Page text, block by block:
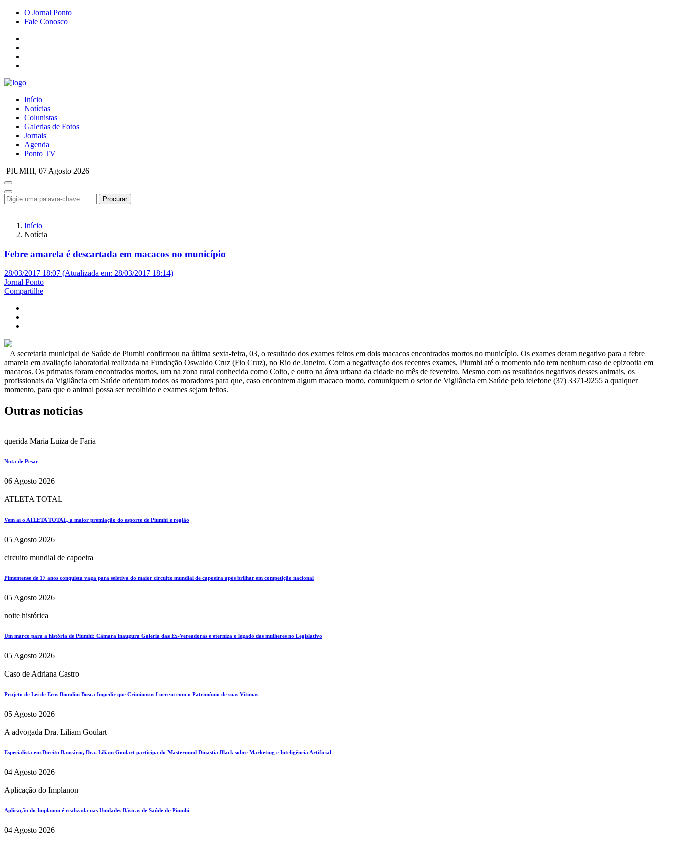
O Jornal Ponto
Fale Conosco
Início
Notícias
Colunistas
Galerias de Fotos
Jornais
Agenda
Ponto TV
PIUMHI, 07 Agosto 2026
Procurar
Início
Notícia
Febre amarela é descartada em macacos no município
28/03/2017 18:07 (Atualizada em: 28/03/2017 18:14)
Jornal Ponto
Compartilhe
A secretaria municipal de Saúde de Piumhi confirmou na última sexta-feira, 03, o resultado dos exames feitos em dois macacos encontrados mortos no município. Os exames deram negativo para a febre
amarela em avaliação laboratorial realizada na Fundação Oswaldo Cruz (Fio Cruz), no Rio de Janeiro. Com a negativação dos recentes exames, Piumhi até o momento não tem nenhum caso de epizootia em
macacos. Os primatas foram encontrados mortos, um na zona rural conhecida como Coito, e outro na área urbana da cidade no mês de fevereiro. Mesmo com os resultados negativos desses animais, os
profissionais da Vigilância em Saúde orientam todos os moradores para que, caso encontrem algum macaco morto, comuniquem o setor de Vigilância em Saúde pelo telefone (37) 3371-9255 a qualquer
momento, para que o animal possa ser recolhido e exames sejam feitos.
Outras notícias
querida Maria Luiza de Faria
Nota de Pesar
06 Agosto 2026
ATLETA TOTAL
Vem aí o ATLETA TOTAL, a maior premiação do esporte de Piumhi e região
05 Agosto 2026
circuito mundial de capoeira
Pimentense de 17 anos conquista vaga para seletiva do maior circuito mundial de capoeira após brilhar em competição nacional
05 Agosto 2026
noite histórica
Um marco para a história de Piumhi: Câmara inaugura Galeria das Ex-Vereadoras e eterniza o legado das mulheres no Legislativo
05 Agosto 2026
Caso de Adriana Castro
Projeto de Lei de Eros Biondini Busca Impedir que Criminosos Lucrem com o Patrimônio de suas Vítimas
05 Agosto 2026
A advogada Dra. Liliam Goulart
Especialista em Direito Bancário, Dra. Liliam Goulart participa do Mastermind Dinastia Black sobre Marketing e Inteligência Artificial
04 Agosto 2026
Aplicação do Implanon
Aplicação do Implanon é realizada nas Unidades Básicas de Saúde de Piumhi
04 Agosto 2026